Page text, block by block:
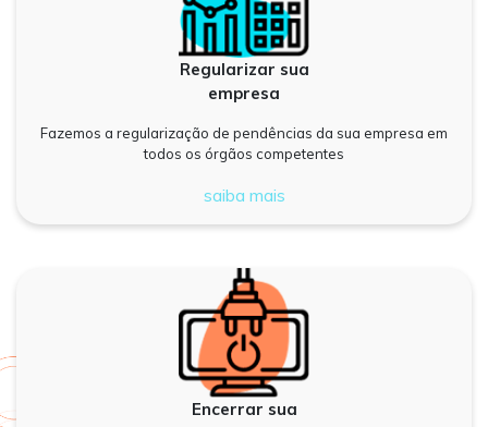
Regularizar sua
empresa
Fazemos a regularização de pendências da sua empresa em
todos os órgãos competentes
saiba mais
Encerrar sua